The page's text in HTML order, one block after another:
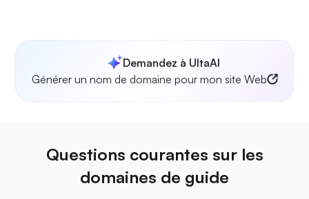
Demandez à UltaAI
Générer un nom de domaine pour mon site Web
Questions courantes sur les
domaines de guide